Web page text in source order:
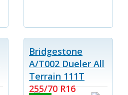
Bridgestone
A/T002 Dueler All
Terrain 111T
255/70 R16